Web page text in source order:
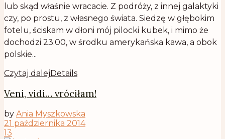
lub skąd właśnie wracacie. Z podróży, z innej galaktyki
czy, po prostu, z własnego świata. Siedzę w głębokim
fotelu, ściskam w dłoni mój pilocki kubek, i mimo że
dochodzi 23:00, w środku amerykańska kawa, a obok
polskie...
Czytaj dalej Details
Veni, vidi… vróciłam!
by Ania Myszkowska
21 października 2014
13